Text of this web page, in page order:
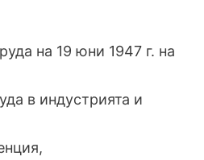
на 19 юни 1947 г. на
в индустрията и